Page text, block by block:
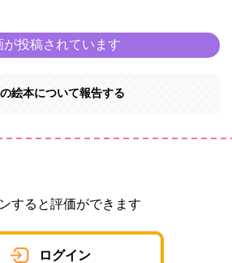
投稿されています
絵本について報告する
すると評価ができます
ログイン